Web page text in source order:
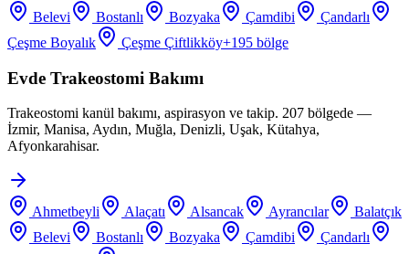
Belevi
Bostanlı Bozyaka Çamdibi
Çandarlı
Çeşme Boyalık
Çeşme Çiftlikköy+195 bölge
Evde Trakeostomi Bakımı
Trakeostomi kanül bakımı, aspirasyon ve takip. 207 bölgede —
İzmir, Manisa, Aydın, Muğla, Denizli, Uşak, Kütahya,
Afyonkarahisar.
Ahmetbeyli Alaçatı Alsancak Ayrancılar
Balatçık
Belevi
Bostanlı Bozyaka Çamdibi
Çandarlı